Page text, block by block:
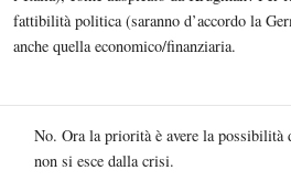
fattibilità politica (saranno d’accordo la
anche quella economico/finanziaria.
No. Ora la priorità è avere la possibilità
non si esce dalla crisi.